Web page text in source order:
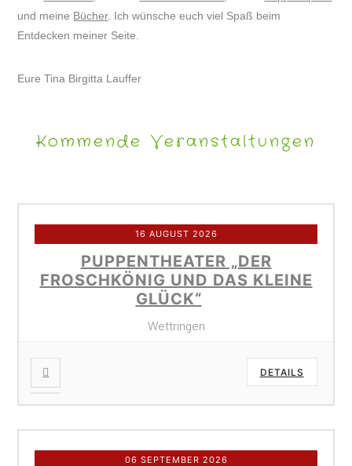
und meine Bücher. Ich wünsche euch viel Spaß beim
Entdecken meiner Seite.
Eure Tina Birgitta Lauffer
Kommende Veranstaltungen
16 AUGUST 2026
PUPPENTHEATER „DER
FROSCHKÖNIG UND DAS KLEINE
GLÜCK“
Wettringen
DETAILS
06 SEPTEMBER 2026